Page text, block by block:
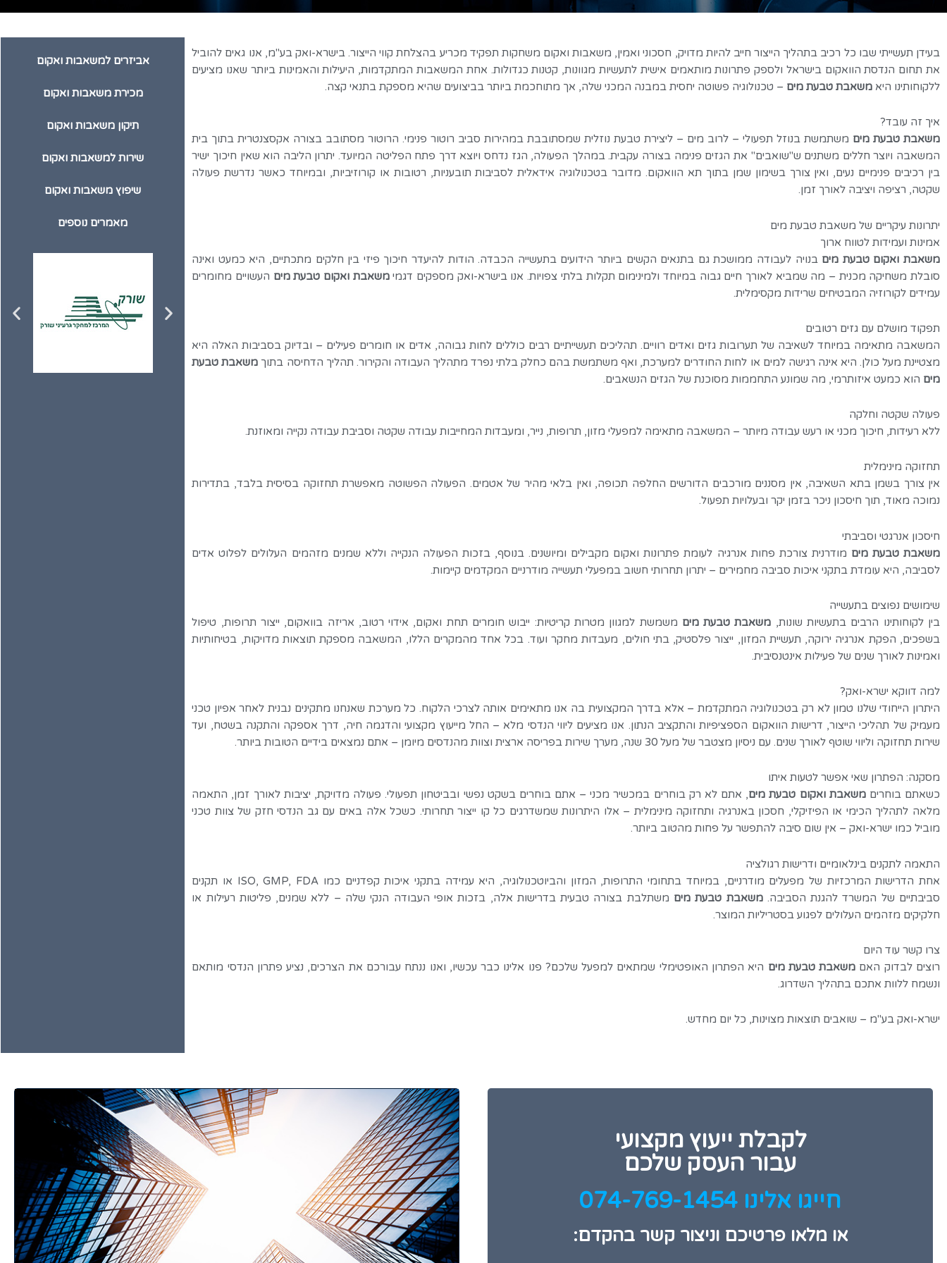
בעידן תעשייתי שבו כל רכיב בתהליך הייצור חייב להיות מדויק, חסכוני ואמין, משאבות ואקום משחקות תפקיד מכריע בהצלחת קווי הייצור. בישרא-ואק בע"מ, אנו גאים להוביל
את תחום הנדסת הוואקום בישראל ולספק פתרונות מותאמים אישית לתעשיות מגוונות, קטנות כגדולות. אחת המשאבות המתקדמות, היעילות והאמינות ביותר שאנו מציעים
ללקוחותינו היא משאבת טבעת מים – טכנולוגיה פשוטה יחסית במבנה המכני שלה, אך מתוחכמת ביותר בביצועים שהיא מספקת בתנאי קצה.
איך זה עובד?
משאבת טבעת מים משתמשת בנוזל תפעולי – לרוב מים – ליצירת טבעת נוזלית שמסתובבת במהירות סביב רוטור פנימי. הרוטור מסתובב בצורה אקסצנטרית בתוך בית
המשאבה ויוצר חללים משתנים ש"שואבים" את הגזים פנימה בצורה עקבית. במהלך הפעולה, הגז נדחס ויוצא דרך פתח הפליטה המיועד. יתרון הליבה הוא שאין חיכוך ישיר
בין רכיבים פנימיים נעים, ואין צורך בשימון שמן בתוך תא הוואקום. מדובר בטכנולוגיה אידאלית לסביבות תובעניות, רטובות או קורוזיביות, ובמיוחד כאשר נדרשת פעולה
שקטה, רציפה ויציבה לאורך זמן.
יתרונות עיקריים של משאבת טבעת מים
אמינות ועמידות לטווח ארוך
משאבת ואקום טבעת מים בנויה לעבודה ממושכת גם בתנאים הקשים ביותר הידועים בתעשייה הכבדה. הודות להיעדר חיכוך פיזי בין חלקים מתכתיים, היא כמעט ואינה
סובלת משחיקה מכנית – מה שמביא לאורך חיים גבוה במיוחד ולמינימום תקלות בלתי צפויות. אנו בישרא-ואק מספקים דגמימשאבת ואקום טבעת מים העשויים מחומרים
עמידים לקורוזיה המבטיחים שרידות מקסימלית.
תפקוד מושלם עם גזים רטובים
המשאבה מתאימה במיוחד לשאיבה של תערובות גזים ואדים רוויים. תהליכים תעשייתיים רבים כוללים לחות גבוהה, אדים או חומרים פעילים – ובדיוק בסביבות האלה היא
מצטיינת מעל כולן. היא אינה רגישה למים או לחות החודרים למערכת, ואף משתמשת בהם כחלק בלתי נפרד מתהליך העבודה והקירור. תהליך הדחיסה בתוך משאבת טבעת
מים הוא כמעט איזותרמי, מה שמונע התחממות מסוכנת של הגזים הנשאבים.
פעולה שקטה וחלקה
ללא רעידות, חיכוך מכני או רעש עבודה מיותר – המשאבה מתאימה למפעלי מזון, תרופות, נייר, ומעבדות המחייבות עבודה שקטה וסביבת עבודה נקייה ומאוזנת.
תחזוקה מינימלית
אין צורך בשמן בתא השאיבה, אין מסננים מורכבים הדורשים החלפה תכופה, ואין בלאי מהיר של אטמים. הפעולה הפשוטה מאפשרת תחזוקה בסיסית בלבד, בתדירות
נמוכה מאוד, תוך חיסכון ניכר בזמן יקר ובעלויות תפעול.
חיסכון אנרגטי וסביבתי
משאבת טבעת מים מודרנית צורכת פחות אנרגיה לעומת פתרונות ואקום מקבילים ומיושנים. בנוסף, בזכות הפעולה הנקייה וללא שמנים מזהמים העלולים לפלוט אדים
לסביבה, היא עומדת בתקני איכות סביבה מחמירים – יתרון תחרותי חשוב במפעלי תעשייה מודרניים המקדמים קיימות.
שימושים נפוצים בתעשייה
בין לקוחותינו הרבים בתעשיות שונות, משאבת טבעת מים משמשת למגוון מטרות קריטיות: ייבוש חומרים תחת ואקום, אידוי רטוב, אריזה בוואקום, ייצור תרופות, טיפול
בשפכים, הפקת אנרגיה ירוקה, תעשיית המזון, ייצור פלסטיק, בתי חולים, מעבדות מחקר ועוד. בכל אחד מהמקרים הללו, המשאבה מספקת תוצאות מדויקות, בטיחותיות
ואמינות לאורך שנים של פעילות אינטנסיבית.
למה דווקא ישרא-ואק?
היתרון הייחודי שלנו טמון לא רק בטכנולוגיה המתקדמת – אלא בדרך המקצועית בה אנו מתאימים אותה לצרכי הלקוח. כל מערכת שאנחנו מתקינים נבנית לאחר אפיון טכני
מעמיק של תהליכי הייצור, דרישות הוואקום הספציפיות והתקציב הנתון. אנו מציעים ליווי הנדסי מלא – החל מייעוץ מקצועי והדגמה חיה, דרך אספקה והתקנה בשטח, ועד
שירות תחזוקה וליווי שוטף לאורך שנים. עם ניסיון מצטבר של מעל 30 שנה, מערך שירות בפריסה ארצית וצוות מהנדסים מיומן – אתם נמצאים בידיים הטובות ביותר.
מסקנה: הפתרון שאי אפשר לטעות איתו
כשאתם בוחריםמשאבת ואקום טבעת מים, אתם לא רק בוחרים במכשיר מכני – אתם בוחרים בשקט נפשי ובביטחון תפעולי. פעולה מדויקת, יציבות לאורך זמן, התאמה
מלאה לתהליך הכימי או הפיזיקלי, חסכון באנרגיה ותחזוקה מינימלית – אלו היתרונות שמשדרגים כל קו ייצור תחרותי. כשכל אלה באים עם גב הנדסי חזק של צוות טכני
מוביל כמו ישרא-ואק – אין שום סיבה להתפשר על פחות מהטוב ביותר.
התאמה לתקנים בינלאומיים ודרישות רגולציה
אחת הדרישות המרכזיות של מפעלים מודרניים, במיוחד בתחומי התרופות, המזון והביוטכנולוגיה, היא עמידה בתקני איכות קפדניים כמו ISO, GMP, FDA או תקנים
סביבתיים של המשרד להגנת הסביבה.משאבת טבעת מים משתלבת בצורה טבעית בדרישות אלה, בזכות אופי העבודה הנקי שלה – ללא שמנים, פליטות רעילות או
חלקיקים מזהמים העלולים לפגוע בסטריליות המוצר.
צרו קשר עוד היום
רוצים לבדוק האם משאבת טבעת מים היא הפתרון האופטימלי שמתאים למפעל שלכם? פנו אלינו כבר עכשיו, ואנו ננתח עבורכם את הצרכים, נציע פתרון הנדסי מותאם
ונשמח ללוות אתכם בתהליך השדרוג.
ישרא-ואק בע"מ – שואבים תוצאות מצוינות, כל יום מחדש.
אביזרים למשאבות ואקום
מכירת משאבות ואקום
תיקון משאבות ואקום
שירות למשאבות ואקום
שיפוץ משאבות ואקום
מאמרים נוספים
לקבלת ייעוץ מקצועי
עבור העסק שלכם
חייגו אלינו 074-769-1454
או מלאו פרטיכם וניצור קשר בהקדם: